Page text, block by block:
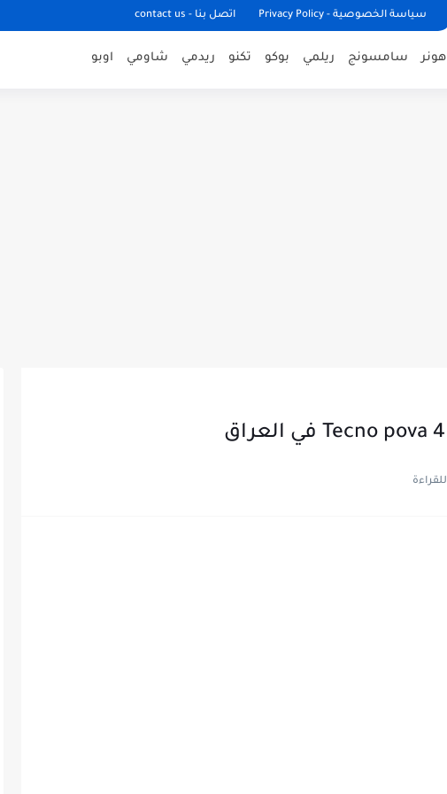
سياسة الخصوصية - Privacy Policy اتصل بنا - contact us
هونر سامسونج ريلمي بوكو تكنو ريدمي شاومي اوبو